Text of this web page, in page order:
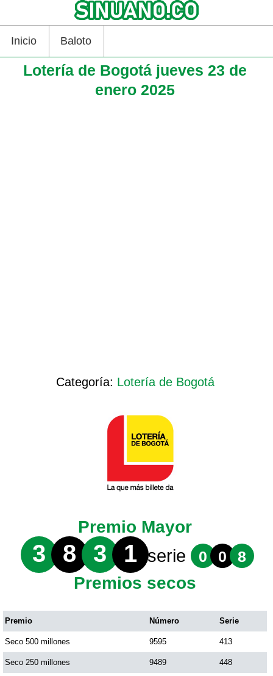
Inicio Baloto
Lotería de Bogotá jueves 23 de
enero 2025
Categoría: Lotería de Bogotá
Premio Mayor
3 8 3 1 serie 0 0 8
Premios secos
Premio Número Serie
Seco 500 millones 9595 413
Seco 250 millones 9489 448